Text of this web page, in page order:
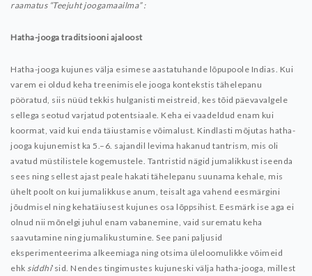
KONTAKT
raamatus “Teejuht joogamaailma” :
Hatha-jooga traditsiooni ajaloost
Hatha-jooga kujunes välja esimese aastatuhande lõpupoole Indias. Kui
varem ei oldud keha treenimisele jooga kontekstis tähelepanu
pööratud, siis nüüd tekkis hulganisti meistreid, kes tõid päevavalgele
sellega seotud varjatud potentsiaale. Keha ei vaadeldud enam kui
koormat, vaid kui enda täiustamise võimalust. Kindlasti mõjutas hatha-
jooga kujunemist ka 5.–6. sajandil levima hakanud tantrism, mis oli
avatud müstilistele kogemustele. Tantristid nägid jumalikkust iseenda
sees ning sellest ajast peale hakati tähelepanu suunama kehale, mis
ühelt poolt on kui jumalikkuse anum, teisalt aga vahend eesmärgini
jõudmisel ning kehatäiusest kujunes osa lõppsihist. Eesmärk ise aga ei
olnud nii mõnelgi juhul enam vabanemine, vaid surematu keha
saavutamine ning jumalikustumine. See pani paljusid
eksperimenteerima alkeemiaga ning otsima üleloomulikke võimeid
ehk siddhi’sid. Nendes tingimustes kujuneski välja hatha-jooga, millest